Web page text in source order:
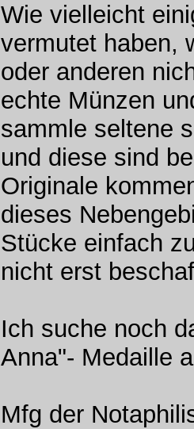
Wie vielleicht
vermutet haben,
oder anderen
echte Münzen
sammle seltene
und diese sind
Originale
dieses
Stücke einfach
nicht erst
Ich suche noch
Anna"- Medaille
Mfg der